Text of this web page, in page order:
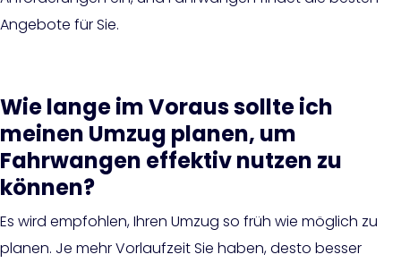
Angebote für Sie.
Wie lange im Voraus sollte ich
meinen Umzug planen, um
Fahrwangen effektiv nutzen zu
können?
Es wird empfohlen, Ihren Umzug so früh wie möglich zu
planen. Je mehr Vorlaufzeit Sie haben, desto besser